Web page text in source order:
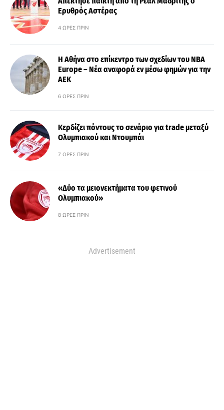
Ερυθρός Αστέρας
4 ΏΡΕΣ ΠΡΙΝ
Η Αθήνα στο επίκεντρο των σχεδίων του NBA
Europe – Νέα αναφορά εν μέσω φημών για την
ΑΕΚ
6 ΏΡΕΣ ΠΡΙΝ
Κερδίζει πόντους το σενάριο για trade μεταξύ
Ολυμπιακού και Ντουμπάι
7 ΏΡΕΣ ΠΡΙΝ
«Δύο τα μειονεκτήματα του φετινού
Ολυμπιακού»
8 ΏΡΕΣ ΠΡΙΝ
Advertisement